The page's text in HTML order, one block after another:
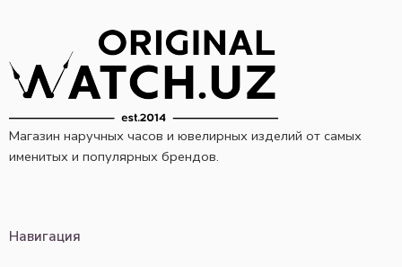
Магазин наручных часов и ювелирных изделий от самых
именитых и популярных брендов.
Навигация